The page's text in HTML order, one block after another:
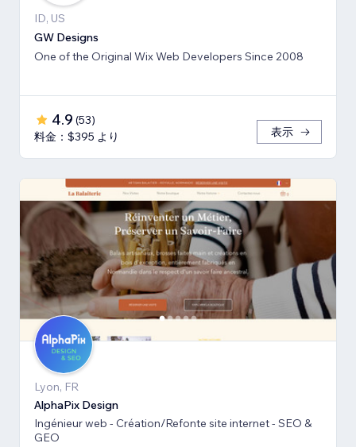
ID, US
GW Designs
One of the Original Wix Web Developers Since 2008
4.9 (53)
料金：$395 より
表示
Lyon, FR
AlphaPix Design
Ingénieur web - Création/Refonte site internet - SEO &
GEO